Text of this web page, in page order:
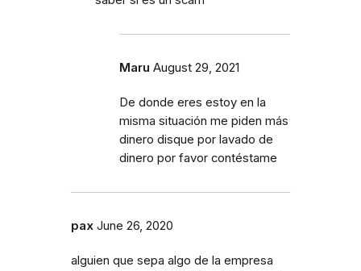
Maru August 29, 2021
De donde eres estoy en la
misma situación me piden más
dinero disque por lavado de
dinero por favor contéstame
pax June 26, 2020
alguien que sepa algo de la empresa